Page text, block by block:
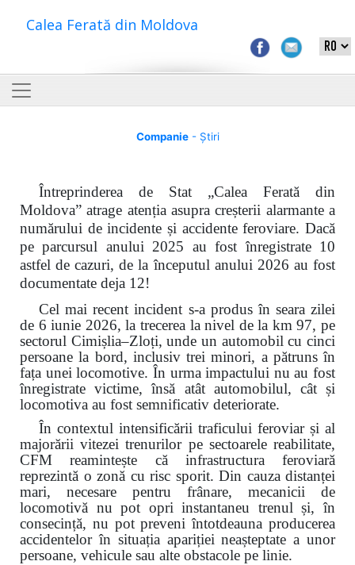
Calea Ferată din Moldova
Companie- Știri
Întreprinderea de Stat „Calea Ferată din
Moldova” atrage atenția asupra creșterii alarmante a
numărului de incidente și accidente feroviare. Dacă
pe parcursul anului 2025 au fost înregistrate 10
astfel de cazuri, de la începutul anului 2026 au fost
documentate deja 12!
Cel mai recent incident s-a produs în seara zilei
de 6 iunie 2026, la trecerea la nivel de la km 97, pe
sectorul Cimișlia–Zloți, unde un automobil cu cinci
persoane la bord, inclusiv trei minori, a pătruns în
fața unei locomotive. În urma impactului nu au fost
înregistrate victime, însă atât automobilul, cât și
locomotiva au fost semnificativ deteriorate.
În contextul intensificării traficului feroviar și al
majorării vitezei trenurilor pe sectoarele reabilitate,
CFM reamintește că infrastructura feroviară
reprezintă o zonă cu risc sporit. Din cauza distanței
mari, necesare pentru frânare, mecanicii de
locomotivă nu pot opri instantaneu trenul și, în
consecință, nu pot preveni întotdeauna producerea
accidentelor în situația apariției neașteptate a unor
persoane, vehicule sau alte obstacole pe linie.